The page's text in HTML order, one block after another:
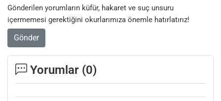
Gönderilen yorumların küfür, hakaret ve suç unsuru
içermemesi gerektiğini okurlarımıza önemle hatırlatırız!
Gönder
Yorumlar (0)